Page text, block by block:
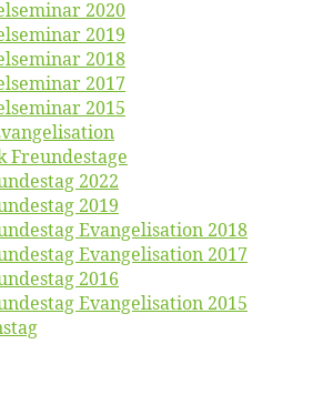
2020
2019
2018
2017
2015
Freundestage
2022
2019
Evan­ge­li­sa­ti­on 2018
Evan­ge­li­sa­ti­on 2017
2016
Evan­ge­li­sa­ti­on 2015